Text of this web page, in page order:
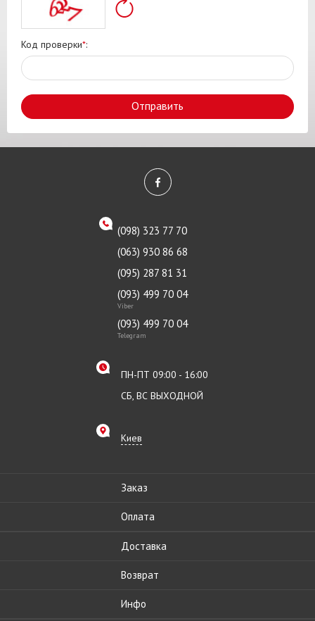
Код проверки*:
Отправить
(098) 323 77 70
(063) 930 86 68
(095) 287 81 31
(093) 499 70 04
Viber
(093) 499 70 04
Telegram
ПН-ПТ 09:00 - 16:00
СБ, ВС ВЫХОДНОЙ
Киев
Заказ
Оплата
Доставка
Возврат
Инфо